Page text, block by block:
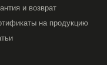
и возврат
на продукцию